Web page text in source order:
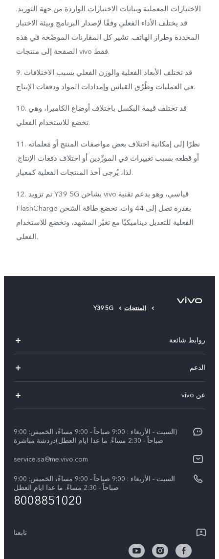
الاختبارات المعملية وبيانات الاختبارات الواردة من جهة التوريد.
قد يختلف الأداء الفعلي وفقًا لإصدار البرنامج وبيئة الاختبار
المحددة وطراز الهاتف. تشير كل المقارنات الموضّحة في هذه
الصفحة إلى منتجات vivo فقط.
9. قد تختلف الأبعاد الفعلية والوزن الفعلي بسبب الاختلافات
في العمليات وطُرُق القياس وإمدادات المواد ودفعات الإنتاج.
10. قد تختلف قيمة البكسل باختلاف أوضاع الكاميرا، وهي
تخضع للاستخدام الفعلي.
11. نظرًا إلى إمكانية اختلاف بعض مواصفات المنتج أو مَعلماته
أو قطعه بسبب تغييرات في المورِّدين أو اختلاف دفعات الإنتاج.
لذا، يُرجى أخذ المنتجات الفعلية كمعيار.
12. تم تزويد Y39 5G بشاحن vivo قياسي، وهو يدعم تقنية
FlashCharge بقدرة تصل إلى 44 وات. تخضع طاقة الشحن
الفعلية للتعديل ديناميكيًا مع تغيّر المشهد، وتخضع للاستخدام
الفعلي.
المنتجات Y39 5G
روابط شائعة
X200 FE (New)
Y39 5G
V40 5G
V40 Lite 5G
الدعم
مراكز الصيانة
Funtouch OS
بيان الخصوصية بشأن خدمة العملاء
تنزيل جداول LUT لاستعادة السجل
عن vivo
الأخبار
الإشعارات القانونية
نبذة عنا
الأخبار
(السبت - الأربعاء : 9:00 صباحاً - 9:00 مساءً، الخميس: 9:00
صباحاً - 2:30 مساءً. ما عدا ايام العطل)دردشة مباشرة
service.sa@me.vivo.com
السبت - الأربعاء : 9:00 صباحاً - 9:00 مساءً، الخميس: 9:00
صباحاً - 2:30 مساءً. ما عدا ايام العطل
8008851020
تابعنا